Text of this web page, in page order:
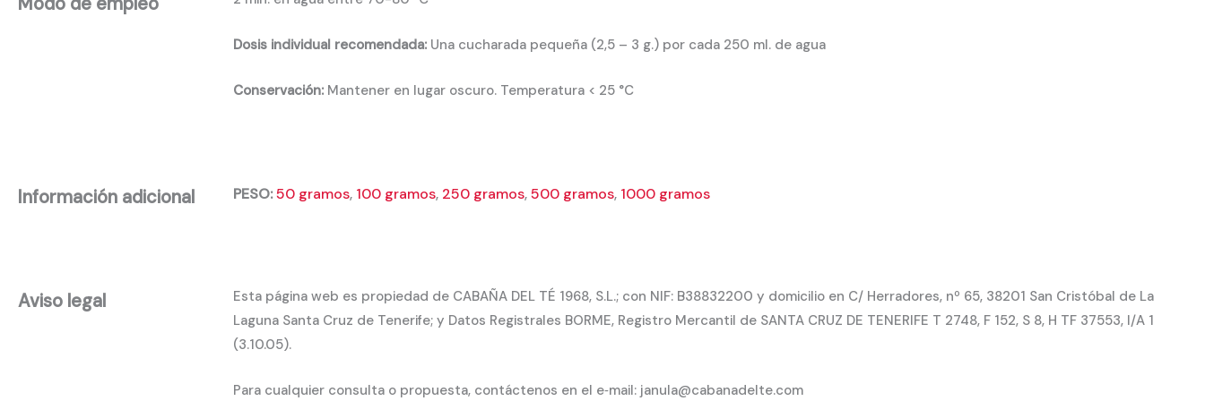
Dosis individual recomendada: Una cucharada pequeña (2,5 – 3 g.) por cada 250 ml. de agua
Conservación: Mantener en lugar oscuro. Temperatura < 25 °C
Información adicional PESO:50 gramos, 100 gramos, 250 gramos,500 gramos, 1000 gramos
Aviso legal
Esta página web es propiedad de CABAÑA DEL TÉ 1968, S.L.; con NIF: B38832200 y domicilio en C/ Herradores, nº 65, 38201 San Cristóbal de La
Laguna Santa Cruz de Tenerife; y Datos Registrales BORME, Registro Mercantil de SANTA CRUZ DE TENERIFE T 2748, F 152, S 8, H TF 37553, I/A 1
(3.10.05).
Para cualquier consulta o propuesta, contáctenos en el e‐mail: janula@cabanadelte.com